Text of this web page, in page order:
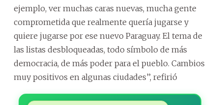
ejemplo, ver muchas caras nuevas, mucha gente
comprometida que realmente quería jugarse y
quiere jugarse por ese nuevo Paraguay. El tema de
las listas desbloqueadas, todo símbolo de más
democracia, de más poder para el pueblo. Cambios
muy positivos en algunas ciudades’’, refirió